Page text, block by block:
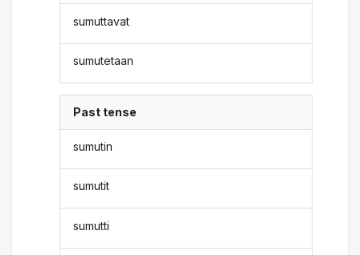
sumuttavat
sumutetaan
Past tense
sumutin
sumutit
sumutti